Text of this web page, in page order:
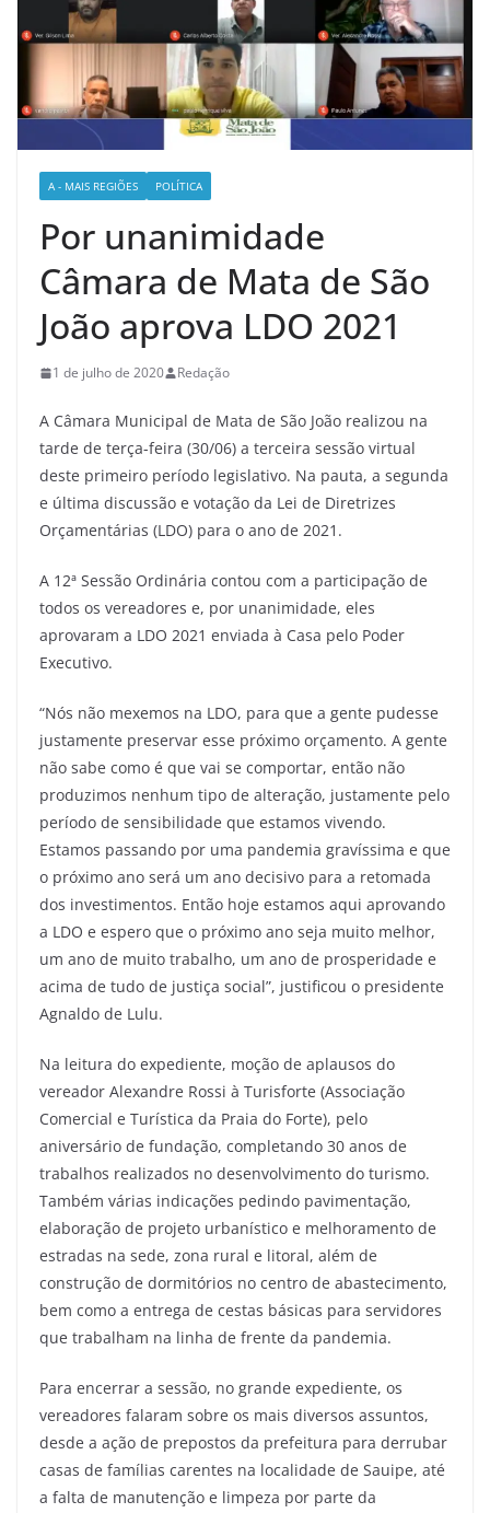
A - MAIS REGIÕES POLÍTICA
Por unanimidade
Câmara de Mata de São
João aprova LDO 2021
1 de julho de 2020 Redação
A Câmara Municipal de Mata de São João realizou na
tarde de terça-feira (30/06) a terceira sessão virtual
deste primeiro período legislativo. Na pauta, a segunda
e última discussão e votação da Lei de Diretrizes
Orçamentárias (LDO) para o ano de 2021.
A 12ª Sessão Ordinária contou com a participação de
todos os vereadores e, por unanimidade, eles
aprovaram a LDO 2021 enviada à Casa pelo Poder
Executivo.
“Nós não mexemos na LDO, para que a gente pudesse
justamente preservar esse próximo orçamento. A gente
não sabe como é que vai se comportar, então não
produzimos nenhum tipo de alteração, justamente pelo
período de sensibilidade que estamos vivendo.
Estamos passando por uma pandemia gravíssima e que
o próximo ano será um ano decisivo para a retomada
dos investimentos. Então hoje estamos aqui aprovando
a LDO e espero que o próximo ano seja muito melhor,
um ano de muito trabalho, um ano de prosperidade e
acima de tudo de justiça social”, justificou o presidente
Agnaldo de Lulu.
Na leitura do expediente, moção de aplausos do
vereador Alexandre Rossi à Turisforte (Associação
Comercial e Turística da Praia do Forte), pelo
aniversário de fundação, completando 30 anos de
trabalhos realizados no desenvolvimento do turismo.
Também várias indicações pedindo pavimentação,
elaboração de projeto urbanístico e melhoramento de
estradas na sede, zona rural e litoral, além de
construção de dormitórios no centro de abastecimento,
bem como a entrega de cestas básicas para servidores
que trabalham na linha de frente da pandemia.
Para encerrar a sessão, no grande expediente, os
vereadores falaram sobre os mais diversos assuntos,
desde a ação de prepostos da prefeitura para derrubar
casas de famílias carentes na localidade de Sauipe, até
a falta de manutenção e limpeza por parte da